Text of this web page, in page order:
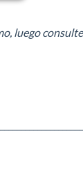
luego